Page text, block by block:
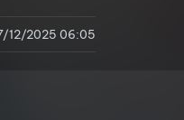
12/2025 06:05